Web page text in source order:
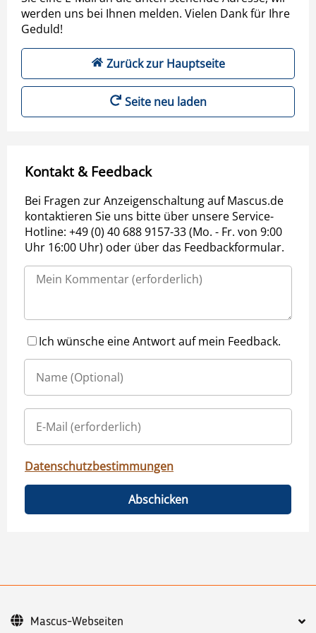
werden uns bei Ihnen melden. Vielen Dank für Ihre
Geduld!
Zurück zur Hauptseite
Seite neu laden
Kontakt & Feedback
Bei Fragen zur Anzeigenschaltung auf Mascus.de
kontaktieren Sie uns bitte über unsere Service-
Hotline: +49 (0) 40 688 9157-33 (Mo. - Fr. von 9:00
Uhr 16:00 Uhr) oder über das Feedbackformular.
Ich wünsche eine Antwort auf mein Feedback.
Datenschutzbestimmungen
Abschicken
Mascus-Webseiten